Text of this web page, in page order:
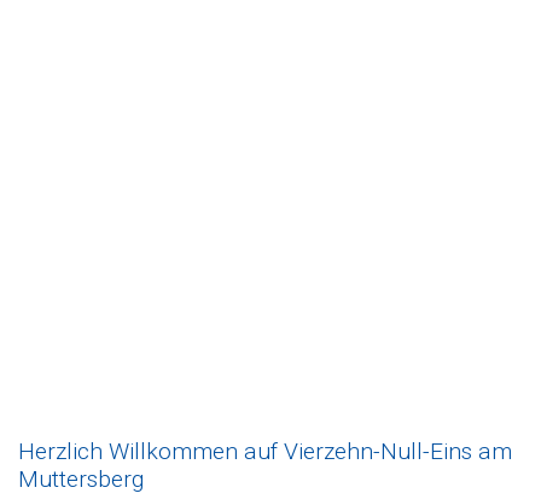
Herzlich Willkommen auf Vierzehn-Null-Eins am
Muttersberg